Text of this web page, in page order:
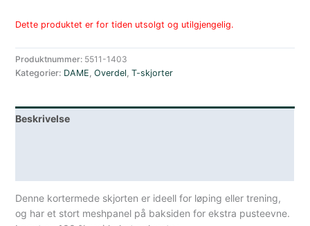
Dette produktet er for tiden utsolgt og utilgjengelig.
Produktnummer: 5511-1403
Kategorier: DAME,Overdel,T-skjorter
Beskrivelse
Denne kortermede skjorten er ideell for løping eller trening,
og har et stort meshpanel på baksiden for ekstra pusteevne.